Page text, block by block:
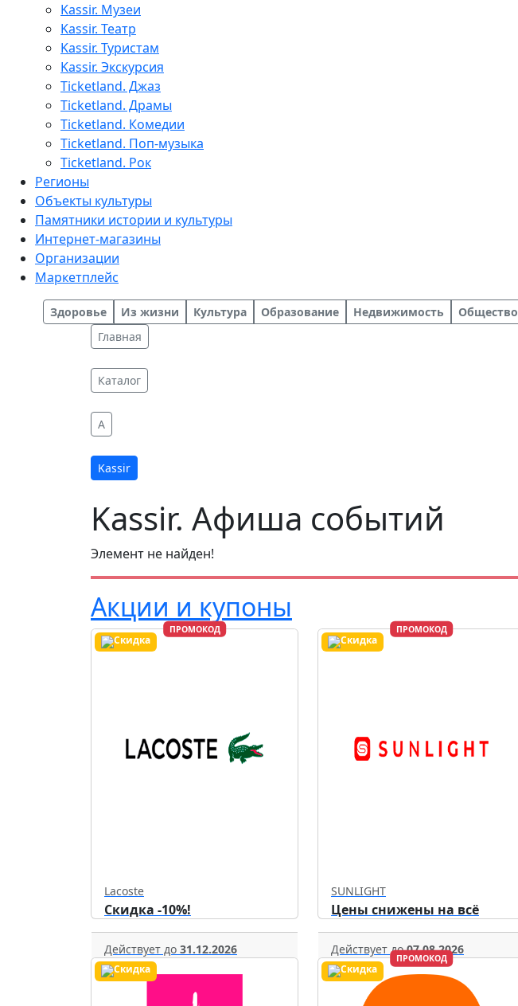
Kassir. Музеи
Kassir. Театр
Kassir. Туристам
Kassir. Экскурсия
Ticketland. Джаз
Ticketland. Драмы
Ticketland. Комедии
Ticketland. Поп-музыка
Ticketland. Рок
Регионы
Объекты культуры
Памятники истории и культуры
Интернет-магазины
Организации
Маркетплейс
Здоровье Из жизни Культура Образование Недвижимость Общество
Главная
Каталог
A
Kassir
Kassir. Афиша событий
Элемент не найден!
Акции и купоны
ПРОМОКОД
Lacoste
Скидка -10%!
Действует до 31.12.2026
ПРОМОКОД
SUNLIGHT
Цены снижены на всё
Действует до07.08.2026
ПРОМОКОД